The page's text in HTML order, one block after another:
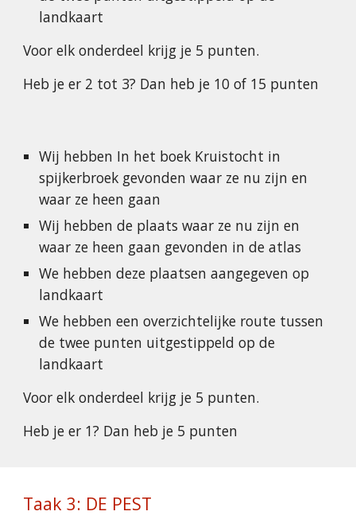
landkaart
Voor elk onderdeel krijg je 5 punten.
Heb je er 2 tot 3? Dan heb je 10 of 15 punten
Wij hebben In het boek Kruistocht in
spijkerbroek gevonden waar ze nu zijn en
waar ze heen gaan
Wij hebben de plaats waar ze nu zijn en
waar ze heen gaan gevonden in de atlas
We hebben deze plaatsen aangegeven op
landkaart
We hebben een overzichtelijke route tussen
de twee punten uitgestippeld op de
landkaart
Voor elk onderdeel krijg je 5 punten.
Heb je er 1? Dan heb je 5 punten
Taak 3: DE PEST